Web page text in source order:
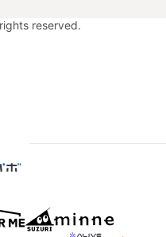
reserved.